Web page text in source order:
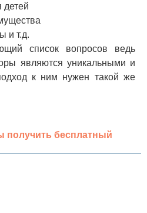
бесплатный
детей
и т.д.
список вопросов ведь
являются уникальными и
к ним нужен такой же